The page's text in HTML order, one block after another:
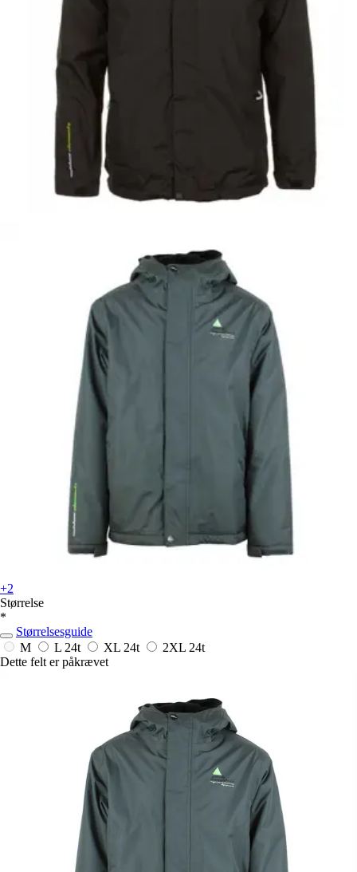
+2
Størrelse
*
Størrelsesguide
M
L 24t XL 24t 2XL 24t
Dette felt er påkrævet